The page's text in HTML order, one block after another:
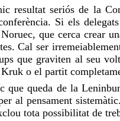
resultat seriós de la
Si els
que cerca crear
Cal ser
que graviten al seu
Kruk o el partit
que queda de la
al pensament
tota possibilitat de